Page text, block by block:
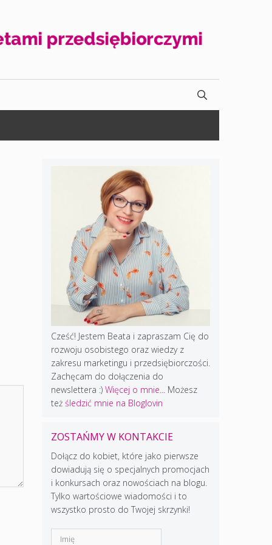
Cześć! Jestem Beata i zapraszam Cię do
rozwoju osobistego oraz wiedzy z
zakresu marketingu i przedsiębiorczości.
Zachęcam do dołączenia do
newslettera :) Więcej o mnie...
Możesz
też śledzić mnie na Bloglovin
ZOSTAŃMY W KONTAKCIE
Dołącz do kobiet, które jako pierwsze
dowiadują się o specjalnych promocjach
i konkursach oraz nowościach na blogu.
Tylko wartościowe wiadomości i to
wszystko prosto do Twojej skrzynki!